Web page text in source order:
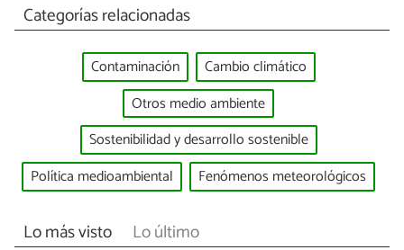
Categorías relacionadas
Contaminación
Cambio climático
Otros medio ambiente
Sostenibilidad y desarrollo sostenible
Política medioambiental
Fenómenos meteorológicos
Lo más visto Lo último